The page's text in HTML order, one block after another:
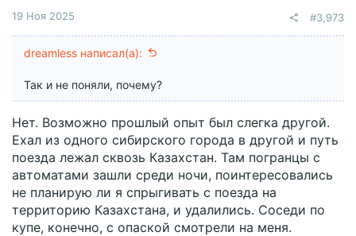
19 Ноя 2025 #3,973
dreamless написал(а):
Так и не поняли, почему?
Нет. Возможно прошлый опыт был слегка другой.
Ехал из одного сибирского города в другой и путь
поезда лежал сквозь Казахстан. Там погранцы с
автоматами зашли среди ночи, поинтересовались
не планирую ли я спрыгивать с поезда на
территорию Казахстана, и удалились. Соседи по
купе, конечно, с опаской смотрели на меня.